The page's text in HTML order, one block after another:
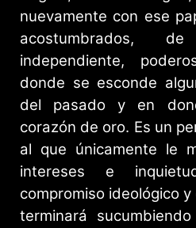
nuevamente con ese
acostumbrados,
independiente,
donde se esconde
del pasado y en
corazón de oro. Es un
al que únicamente le
intereses e
compromiso ideológico
terminará